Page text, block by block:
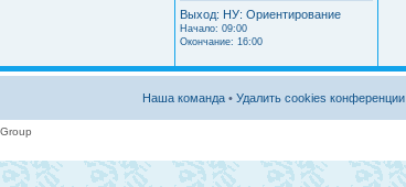
Выход: НУ: Ориентирование
Начало: 09:00
Окончание: 16:00
Наша команда • Удалить cookies конференции